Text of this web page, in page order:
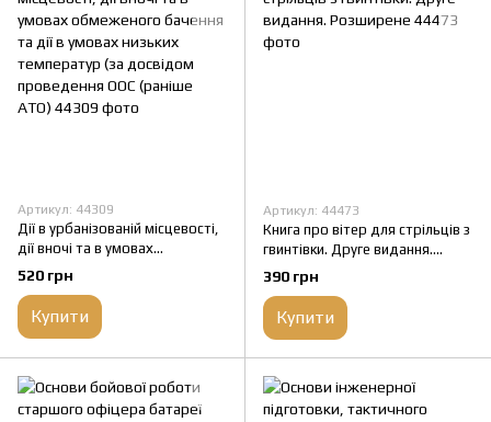
Артикул: 44309
Дії в урбанізованій місцевості,
дії вночі та в умовах
обмеженого бачення та дії в
умовах низьких температур (за
досвідом проведення ООС
(раніше АТО)
520 грн
Купити
Артикул: 44473
Книга про вітер для стрільців з
гвинтівки. Друге видання.
Розширене
390 грн
Купити